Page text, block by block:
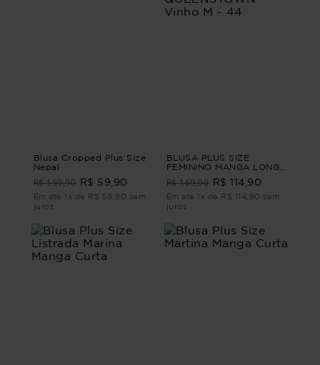
Blusa Cropped Plus Size
Nepal
R$ 159,90 R$ 59,90
Em até 1x de R$ 59,90 sem
juros
BLUSA PLUS SIZE
FEMININO MANGA LONGA
QUEENSTOWN Vinho M -
44
R$ 169,90 R$ 114,90
Em até 1x de R$ 114,90 sem
juros